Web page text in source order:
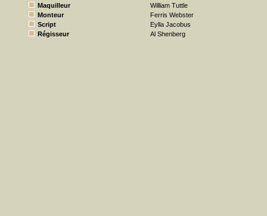
Maquilleur
William Tuttle
Monteur
Ferris Webster
Script
Eylla Jacobus
Régisseur
Al Shenberg